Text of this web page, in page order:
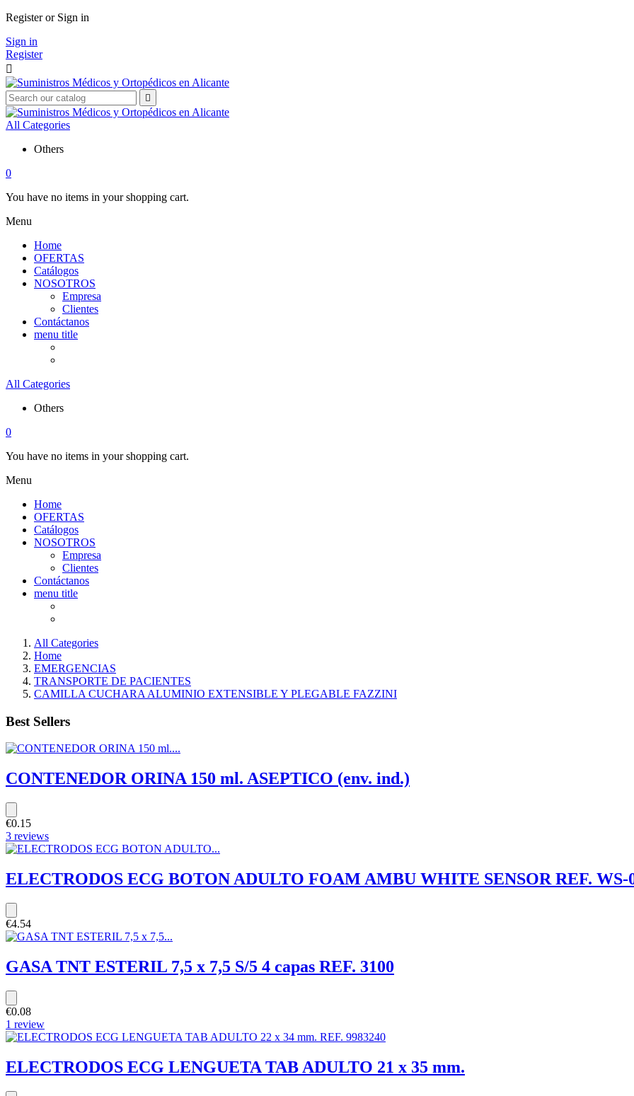
Register or Sign in
Sign in
Register


All Categories
Others
0
You have no items in your shopping cart.
Menu
Home
OFERTAS
Catálogos
NOSOTROS
Empresa
Clientes
Contáctanos
menu title
All Categories
Others
0
You have no items in your shopping cart.
Menu
Home
OFERTAS
Catálogos
NOSOTROS
Empresa
Clientes
Contáctanos
menu title
All Categories
Home
EMERGENCIAS
TRANSPORTE DE PACIENTES
CAMILLA CUCHARA ALUMINIO EXTENSIBLE Y PLEGABLE FAZZINI
Best Sellers
CONTENEDOR ORINA 150 ml. ASEPTICO (env. ind.)
€0.15
3 reviews
ELECTRODOS ECG BOTON ADULTO FOAM AMBU WHITE SENSOR REF. WS-
€4.54
GASA TNT ESTERIL 7,5 x 7,5 S/5 4 capas REF. 3100
€0.08
1 review
ELECTRODOS ECG LENGUETA TAB ADULTO 21 x 35 mm.